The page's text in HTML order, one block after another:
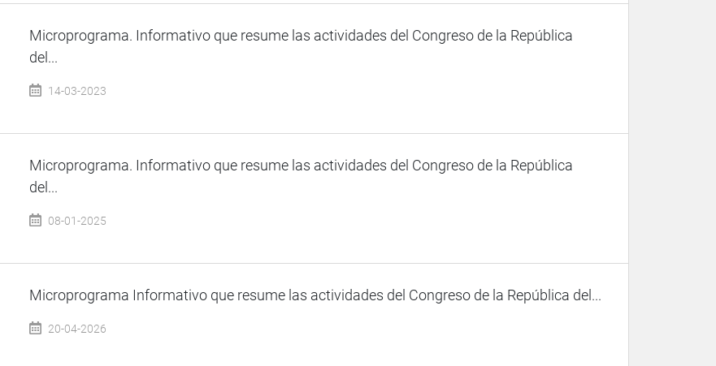
Microprograma. Informativo que resume las actividades del Congreso de la República
del...
14-03-2023
Microprograma. Informativo que resume las actividades del Congreso de la República
del...
08-01-2025
Microprograma Informativo que resume las actividades del Congreso de la República del...
20-04-2026